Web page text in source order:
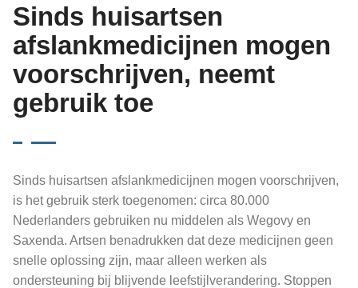
Sinds huisartsen
afslankmedicijnen mogen
voorschrijven, neemt
gebruik toe
Sinds huisartsen afslankmedicijnen mogen voorschrijven,
is het gebruik sterk toegenomen: circa 80.000
Nederlanders gebruiken nu middelen als Wegovy en
Saxenda. Artsen benadrukken dat deze medicijnen geen
snelle oplossing zijn, maar alleen werken als
ondersteuning bij blijvende leefstijlverandering. Stoppen